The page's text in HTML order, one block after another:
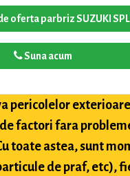
oferta parbriz SUZUKI
Suna acum
factori fara
toate astea, sunt
de praf, etc),